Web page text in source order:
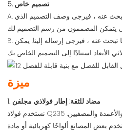
5. تصميم خاص
A. إذا لم يكن لديك رسم لما تبحث عنه ، فيرجى وصف التصميم الذي
B. إذا كان لديك بالفعل رسم لما تبحث عنه ، فيرجى إرساله إلينا. يمكن
ميزة
1. مضاد للثقة: إطار فولاذي مجلفن
نستخدم فولاذ Q235 المجلفن الساخن لجميع الحزم والأعمدة والمصفيين.
بعض المصانع ألواحًا كهربائية أو مادة